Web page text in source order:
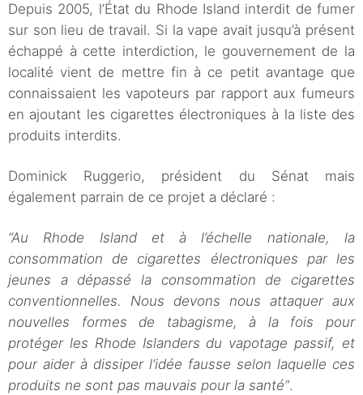
Depuis 2005, l’État du Rhode Island interdit de fumer
sur son lieu de travail. Si la vape avait jusqu’à présent
échappé à cette interdiction, le gouvernement de la
localité vient de mettre fin à ce petit avantage que
connaissaient les vapoteurs par rapport aux fumeurs
en ajoutant les cigarettes électroniques à la liste des
produits interdits.
Dominick Ruggerio, président du Sénat mais
également parrain de ce projet a déclaré :
“Au Rhode Island et à l’échelle nationale, la
consommation de cigarettes électroniques par les
jeunes a dépassé la consommation de cigarettes
conventionnelles. Nous devons nous attaquer aux
nouvelles formes de tabagisme, à la fois pour
protéger les Rhode Islanders du vapotage passif, et
pour aider à dissiper l’idée fausse selon laquelle ces
produits ne sont pas mauvais pour la santé”.